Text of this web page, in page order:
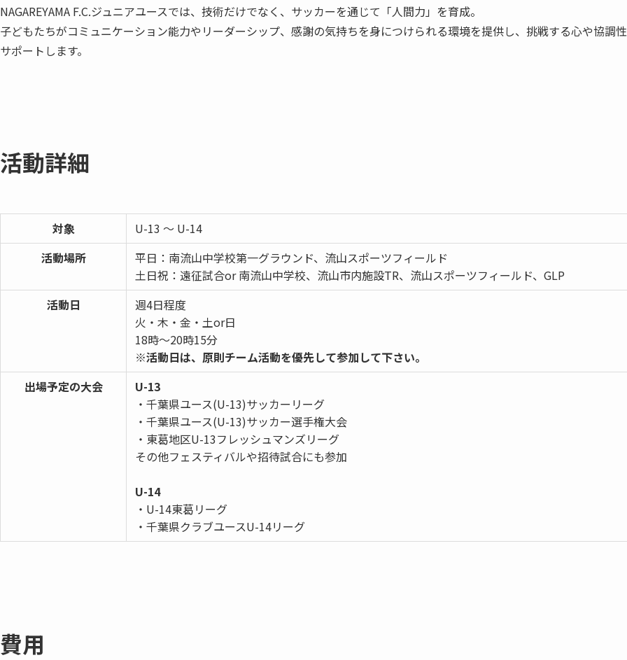
NAGAREYAMA F.C.ジュニアユースでは、技術だけでなく、サッカーを通じて「人間力」を育成。
子どもたちがコミュニケーション能力やリーダーシップ、感謝の気持ちを身につけられる環境を提供し、挑戦する心や協調
サポートします。
活動詳細
対象
U-13 〜 U-14
活動場所
平⽇：南流⼭中学校第⼀グラウンド、流山スポーツフィールド
⼟⽇祝：遠征試合or 南流⼭中学校、流⼭市内施設TR、流山スポーツフィールド、GLP
活動日
週4日程度
火・木・金・土or日
18時〜20時15分
※活動⽇は、原則チーム活動を優先して参加して下さい。
出場予定の大会
U-13
・千葉県ユース(U-13)サッカーリーグ
・千葉県ユース(U-13)サッカー選手権大会
・東葛地区U-13フレッシュマンズリーグ
その他フェスティバルや招待試合にも参加
U-14
・U-14東葛リーグ
・千葉県クラブユースU-14リーグ
費用